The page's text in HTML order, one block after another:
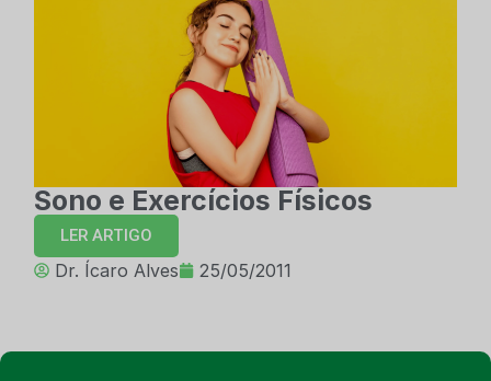
Sono e Exercícios Físicos
LER ARTIGO
Dr. Ícaro Alves 25/05/2011